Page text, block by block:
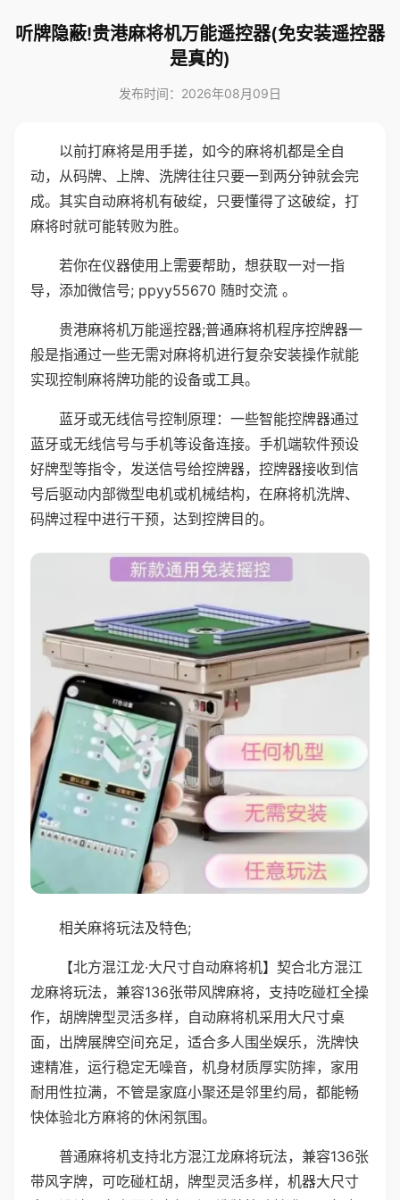
听牌隐蔽!贵港麻将机万能遥控器(免安装遥控器
是真的)
发布时间：2026年08月09日
以前打麻将是用手搓，如今的麻将机都是全自
动，从码牌、上牌、洗牌往往只要一到两分钟就会完
成。其实自动麻将机有破绽，只要懂得了这破绽，打
麻将时就可能转败为胜。
若你在仪器使用上需要帮助，想获取一对一指
导，添加微信号; ppyy55670 随时交流 。
贵港麻将机万能遥控器;普通麻将机程序控牌器一
般是指通过一些无需对麻将机进行复杂安装操作就能
实现控制麻将牌功能的设备或工具。
蓝牙或无线信号控制原理：一些智能控牌器通过
蓝牙或无线信号与手机等设备连接。手机端软件预设
好牌型等指令，发送信号给控牌器，控牌器接收到信
号后驱动内部微型电机或机械结构，在麻将机洗牌、
码牌过程中进行干预，达到控牌目的。
相关麻将玩法及特色;
【北方混江龙·大尺寸自动麻将机】契合北方混江
龙麻将玩法，兼容136张带风牌麻将，支持吃碰杠全操
作，胡牌牌型灵活多样，自动麻将机采用大尺寸桌
面，出牌展牌空间充足，适合多人围坐娱乐，洗牌快
速精准，运行稳定无噪音，机身材质厚实防摔，家用
耐用性拉满，不管是家庭小聚还是邻里约局，都能畅
快体验北方麻将的休闲氛围。
普通麻将机支持北方混江龙麻将玩法，兼容136张
带风字牌，可吃碰杠胡，牌型灵活多样，机器大尺寸